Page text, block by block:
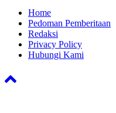
Home
Pedoman Pemberitaan
Redaksi
Privacy Policy
Hubungi Kami